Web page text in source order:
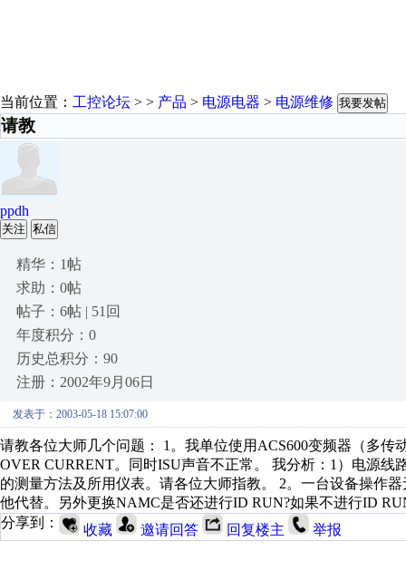
当前位置： 工控论坛 > > 产品 > 电源电器 > 电源维修 我要发帖
请教
ppdh
关注 私信
精华：1帖
求助：0帖
帖子：6帖 | 51回
年度积分：0
历史总积分：90
注册：2002年9月06日
发表于：2003-05-18 15:07:00
请教各位大师几个问题： 1。我单位使用ACS600变频器（多
OVER CURRENT。同时ISU声音不正常。 我分析：1）电源
的测量方法及所用仪表。请各位大师指教。 2。一台设备操作
他代替。另外更换NAMC是否还进行ID RUN?如果不进行ID
分享到：
收藏 邀请回答 回复楼主 举报